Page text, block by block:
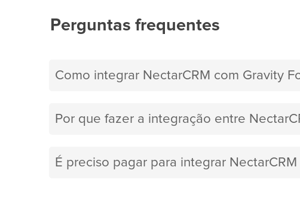
Perguntas frequentes
Como integrar NectarCRM com Gravity
Por que fazer a integração entre
É preciso pagar para integrar